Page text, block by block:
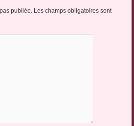
publiée. Les champs obligatoires sont